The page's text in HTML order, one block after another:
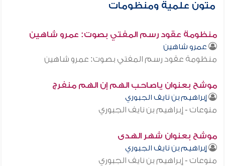
متون علمية ومنظومات
منظومة عقود رسم المفتي بصوت: عمرو شاهين
عمرو شاهين
منظومة عقود رسم المفتي بصوت: عمرو شاهين
موشح بعنوان ياصاحب الهم إن الهم منفرج
إبراهيم بن نايف الجبوري
منوعات - إبراهيم بن نايف الجبوري
موشح بعنوان شهر الهدى
إبراهيم بن نايف الجبوري
منوعات - إبراهيم بن نايف الجبوري